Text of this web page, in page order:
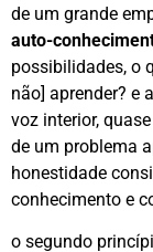
de um grande
auto-
possibilidades, o
não] aprender? e
voz interior,
de um problema
honestidade
conhecimento e
o segundo